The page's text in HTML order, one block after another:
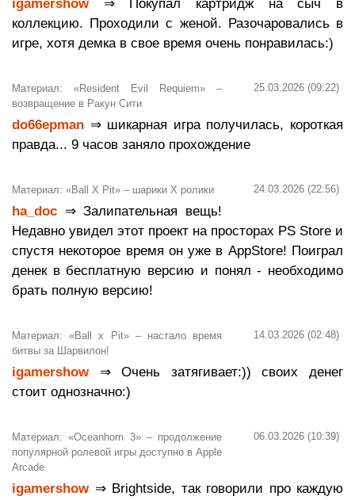
igamershow⇒ Покупал картридж на сыч в
коллекцию. Проходили с женой. Разочаровались в
игре, хотя демка в свое время очень понравилась:)
25.03.2026 (09:22)
Материал: «Resident Evil Requiem» –
возвращение в Ракун Сити
do66epman ⇒ шикарная игра получилась, короткая
правда... 9 часов заняло прохождение
24.03.2026 (22:56)
Материал: «Ball X Pit» – шарики Х ролики
ha_doc ⇒ Залипательная вещь!
Недавно увидел этот проект на просторах PS Store и
спустя некоторое время он уже в AppStore! Поиграл
денек в бесплатную версию и понял - необходимо
брать полную версию!
14.03.2026 (02:48)
Материал: «Ball x Pit» – настало время
битвы за Шарвилон!
igamershow⇒ Очень затягивает:)) своих денег
стоит однозначно:)
06.03.2026 (10:39)
Материал: «Oceanhorn 3» – продолжение
популярной ролевой игры доступно в Apple
Arcade
igamershow⇒ Brightside, так говорили про каждую